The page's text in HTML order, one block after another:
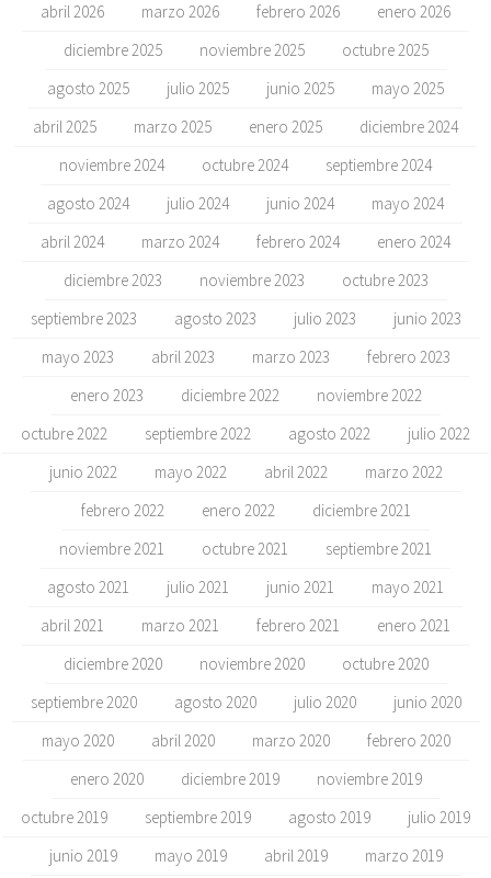
abril 2026
marzo 2026 febrero 2026
enero 2026
diciembre 2025
noviembre 2025
octubre 2025
agosto 2025
julio 2025 junio 2025
mayo 2025
abril 2025
marzo 2025 enero 2025
diciembre 2024
noviembre 2024
octubre 2024
septiembre 2024
agosto 2024
julio 2024 junio 2024
mayo 2024
abril 2024
marzo 2024 febrero 2024
enero 2024
diciembre 2023
noviembre 2023
octubre 2023
septiembre 2023
agosto 2023 julio 2023
junio 2023
mayo 2023
abril 2023 marzo 2023
febrero 2023
enero 2023
diciembre 2022
noviembre 2022
octubre 2022
septiembre 2022 agosto 2022
julio 2022
junio 2022
mayo 2022 abril 2022
marzo 2022
febrero 2022
enero 2022
diciembre 2021
noviembre 2021
octubre 2021
septiembre 2021
agosto 2021
julio 2021 junio 2021
mayo 2021
abril 2021
marzo 2021 febrero 2021
enero 2021
diciembre 2020
noviembre 2020
octubre 2020
septiembre 2020
agosto 2020 julio 2020
junio 2020
mayo 2020
abril 2020 marzo 2020
febrero 2020
enero 2020
diciembre 2019
noviembre 2019
octubre 2019
septiembre 2019 agosto 2019
julio 2019
junio 2019
mayo 2019 abril 2019
marzo 2019